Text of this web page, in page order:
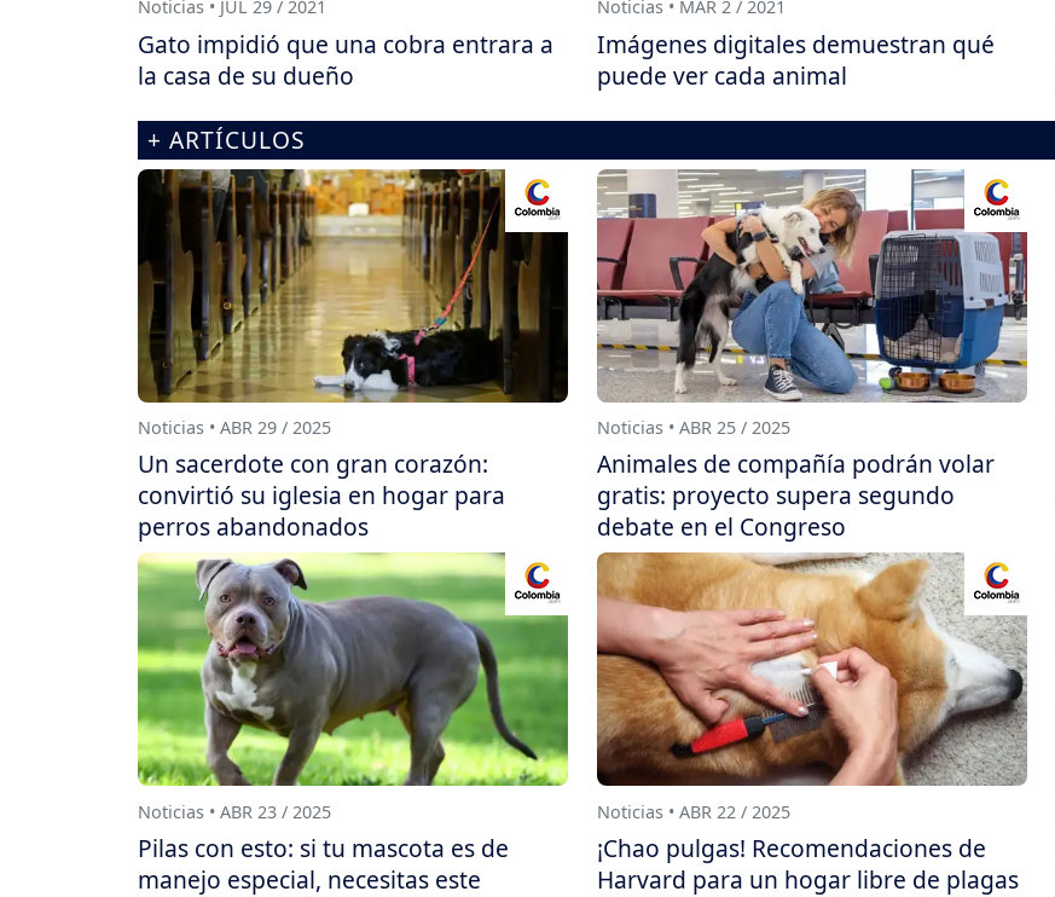
Noticias • JUL 29 / 2021
Gato impidió que una cobra entrara a
la casa de su dueño
Noticias • MAR 2 / 2021
Imágenes digitales demuestran qué
puede ver cada animal
+ ARTÍCULOS
Noticias • ABR 29 / 2025
Un sacerdote con gran corazón:
convirtió su iglesia en hogar para
perros abandonados
Noticias • ABR 25 / 2025
Animales de compañía podrán volar
gratis: proyecto supera segundo
debate en el Congreso
Noticias • ABR 23 / 2025
Pilas con esto: si tu mascota es de
manejo especial, necesitas este
Noticias • ABR 22 / 2025
¡Chao pulgas! Recomendaciones de
Harvard para un hogar libre de plagas